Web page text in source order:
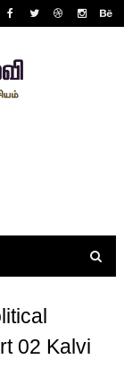
02 Kalvi